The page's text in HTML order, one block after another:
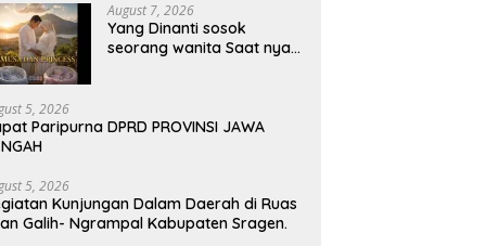
August 7, 2026
Yang Dinanti sosok
seorang wanita Saat nya
Sugiarto menciptakan lagu
5, 2026
Paripurna DPRD PROVINSI JAWA
5, 2026
Kunjungan Dalam Daerah di Ruas
Galih- Ngrampal Kabupaten Sragen.